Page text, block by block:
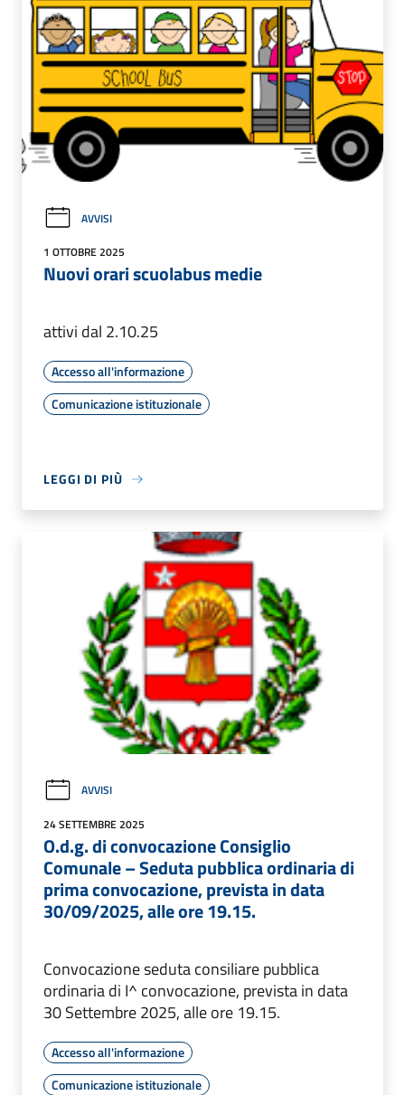
AVVISI
1 OTTOBRE 2025
Nuovi orari scuolabus medie
attivi dal 2.10.25
Accesso all'informazione
Comunicazione istituzionale
LEGGI DI PIÙ
AVVISI
24 SETTEMBRE 2025
O.d.g. di convocazione Consiglio
Comunale – Seduta pubblica ordinaria di
prima convocazione, prevista in data
30/09/2025, alle ore 19.15.
Convocazione seduta consiliare pubblica
ordinaria di I^ convocazione, prevista in data
30 Settembre 2025, alle ore 19.15.
Accesso all'informazione
Comunicazione istituzionale